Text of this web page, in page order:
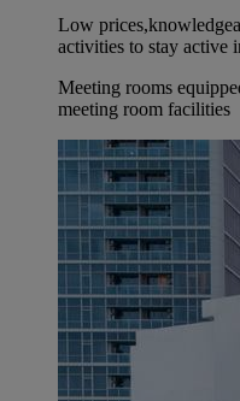
Low
activities to stay active
Meeting rooms
meeting room facilities